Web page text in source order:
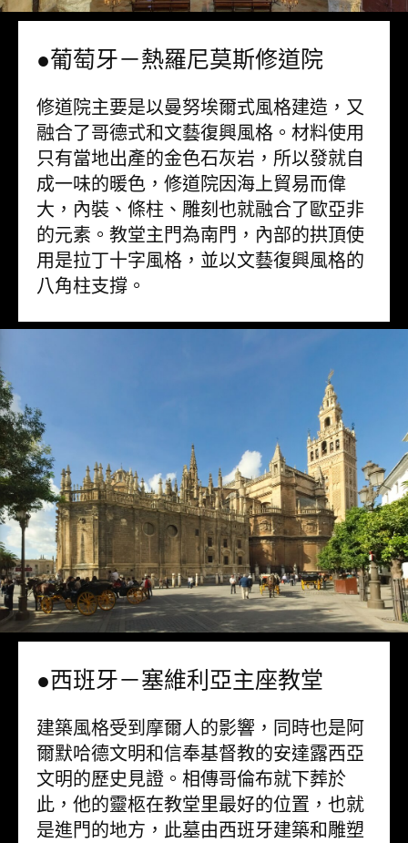
●葡萄牙－熱羅尼莫斯修道院
修道院主要是以曼努埃爾式風格建造，又
融合了哥德式和文藝復興風格。材料使用
只有當地出產的金色石灰岩，所以發就自
成一味的暖色，修道院因海上貿易而偉
大，內裝、條柱、雕刻也就融合了歐亞非
的元素。教堂主門為南門，內部的拱頂使
用是拉丁十字風格，並以文藝復興風格的
八角柱支撐。
●西班牙－塞維利亞主座教堂
建築風格受到摩爾人的影響，同時也是阿
爾默哈德文明和信奉基督教的安達露西亞
文明的歷史見證。相傳哥倫布就下葬於
此，他的靈柩在教堂里最好的位置，也就
是進門的地方，此墓由西班牙建築和雕塑